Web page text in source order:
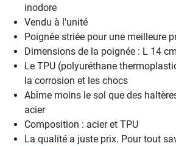
inodore
Vendu à l'unité
Poignée striée pour une meilleure
Dimensions de la poignée : L 14
Le TPU (polyuréthane
la corrosion et les chocs
Abîme moins le sol que des
acier
Composition : acier et TPU
La qualité a juste prix. Pour tout